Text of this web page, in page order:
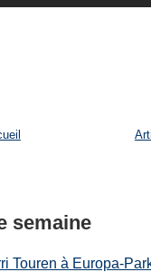
semaine
Touren à Europa-